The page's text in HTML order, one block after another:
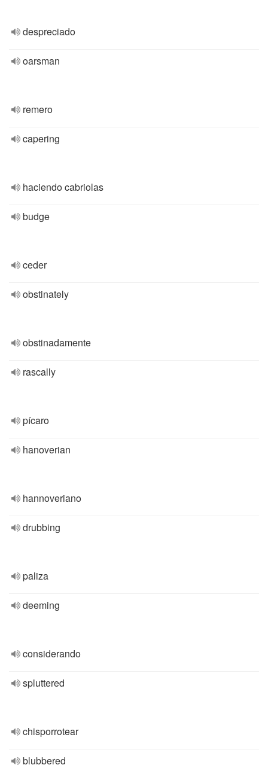
despreciado
oarsman
remero
capering
haciendo cabriolas
budge
ceder
obstinately
obstinadamente
rascally
pícaro
hanoverian
hannoveriano
drubbing
paliza
deeming
considerando
spluttered
chisporrotear
blubbered